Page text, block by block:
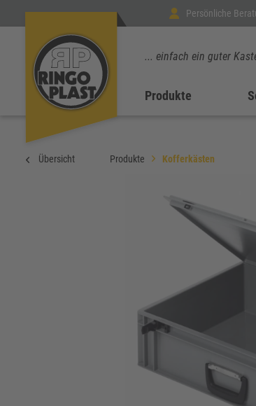
Persönliche
... einfach ein guter
Produkte
Übersicht Produkte Kofferkästen